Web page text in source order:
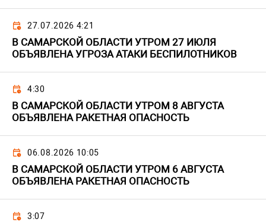
27.07.2026 4:21
В САМАРСКОЙ ОБЛАСТИ УТРОМ 27 ИЮЛЯ
ОБЪЯВЛЕНА УГРОЗА АТАКИ БЕСПИЛОТНИКОВ
4:30
В САМАРСКОЙ ОБЛАСТИ УТРОМ 8 АВГУСТА
ОБЪЯВЛЕНА РАКЕТНАЯ ОПАСНОСТЬ
06.08.2026 10:05
В САМАРСКОЙ ОБЛАСТИ УТРОМ 6 АВГУСТА
ОБЪЯВЛЕНА РАКЕТНАЯ ОПАСНОСТЬ
3:07